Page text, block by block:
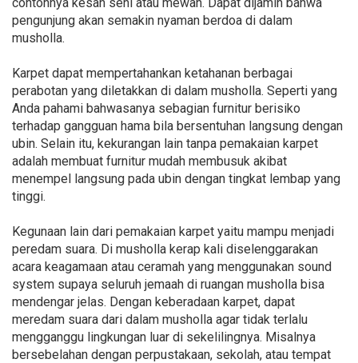
pengunjung akan semakin nyaman berdoa di dalam
musholla.
Karpet dapat mempertahankan ketahanan berbagai
perabotan yang diletakkan di dalam musholla. Seperti yang
Anda pahami bahwasanya sebagian furnitur berisiko
terhadap gangguan hama bila bersentuhan langsung dengan
ubin. Selain itu, kekurangan lain tanpa pemakaian karpet
adalah membuat furnitur mudah membusuk akibat
menempel langsung pada ubin dengan tingkat lembap yang
tinggi.
Kegunaan lain dari pemakaian karpet yaitu mampu menjadi
peredam suara. Di musholla kerap kali diselenggarakan
acara keagamaan atau ceramah yang menggunakan sound
system supaya seluruh jemaah di ruangan musholla bisa
mendengar jelas. Dengan keberadaan karpet, dapat
meredam suara dari dalam musholla agar tidak terlalu
mengganggu lingkungan luar di sekelilingnya. Misalnya
bersebelahan dengan perpustakaan, sekolah, atau tempat